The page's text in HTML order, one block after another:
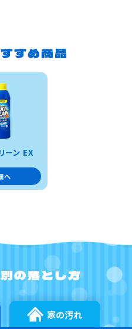
すめ商品
ーン EX
へ
の落とし方
家の汚れ